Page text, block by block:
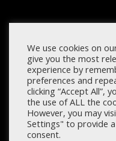
We use cookies on
give you the most
experience by
preferences and
clicking “Accept All”,
the use of ALL the
However, you may
Settings" to provide
consent.